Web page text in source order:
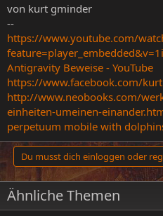
von kurt gminder
--
https://www.youtube.com/
Antigravity Beweise - YouTube
https://www.facebook.com/
http://www.neobooks.com/
einheiten-umeinen-
perpetuum mobile with
Du musst dich einloggen oder
Ähnliche Themen